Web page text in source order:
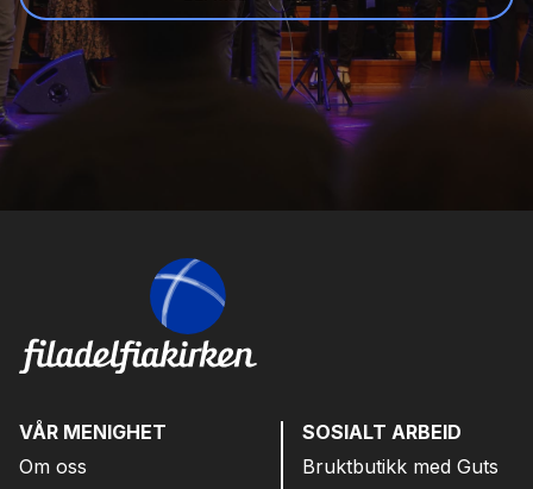
VÅR MENIGHET
Om oss
SOSIALT ARBEID
Bruktbutikk med Guts